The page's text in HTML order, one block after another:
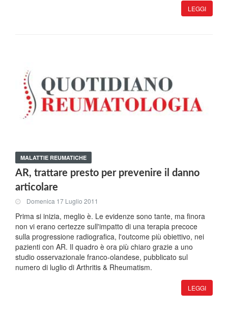
LEGGI
MALATTIE REUMATICHE
AR, trattare presto per prevenire il danno
articolare
Domenica 17 Luglio 2011
Prima si inizia, meglio è. Le evidenze sono tante, ma finora
non vi erano certezze sull'impatto di una terapia precoce
sulla progressione radiografica, l'outcome più obiettivo, nei
pazienti con AR. Il quadro è ora più chiaro grazie a uno
studio osservazionale franco-olandese, pubblicato sul
numero di luglio di Arthritis & Rheumatism.
LEGGI